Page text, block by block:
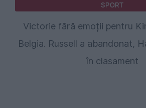
SPORT
Victorie fără emoții pentru
Belgia. Russell a abandonat,
în clasament